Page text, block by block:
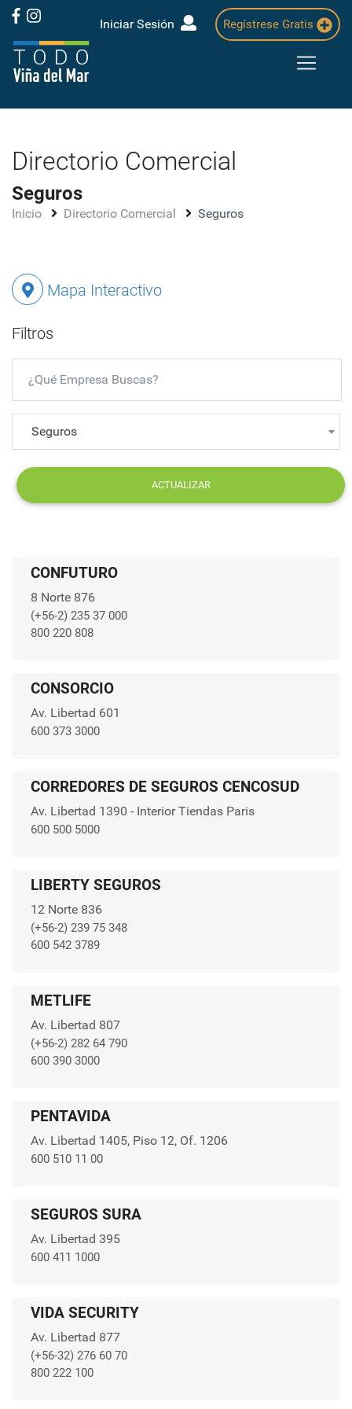
Iniciar Sesión Regístrese Gratis
Directorio Comercial
Seguros
Inicio Directorio Comercial Seguros
Mapa Interactivo
Filtros
Seguros
ACTUALIZAR
CONFUTURO
8 Norte 876
(+56-2) 235 37 000
800 220 808
CONSORCIO
Av. Libertad 601
600 373 3000
CORREDORES DE SEGUROS CENCOSUD
Av. Libertad 1390 - Interior Tiendas Paris
600 500 5000
LIBERTY SEGUROS
12 Norte 836
(+56-2) 239 75 348
600 542 3789
METLIFE
Av. Libertad 807
(+56-2) 282 64 790
600 390 3000
PENTAVIDA
Av. Libertad 1405, Piso 12, Of. 1206
600 510 11 00
SEGUROS SURA
Av. Libertad 395
600 411 1000
VIDA SECURITY
Av. Libertad 877
(+56-32) 276 60 70
800 222 100